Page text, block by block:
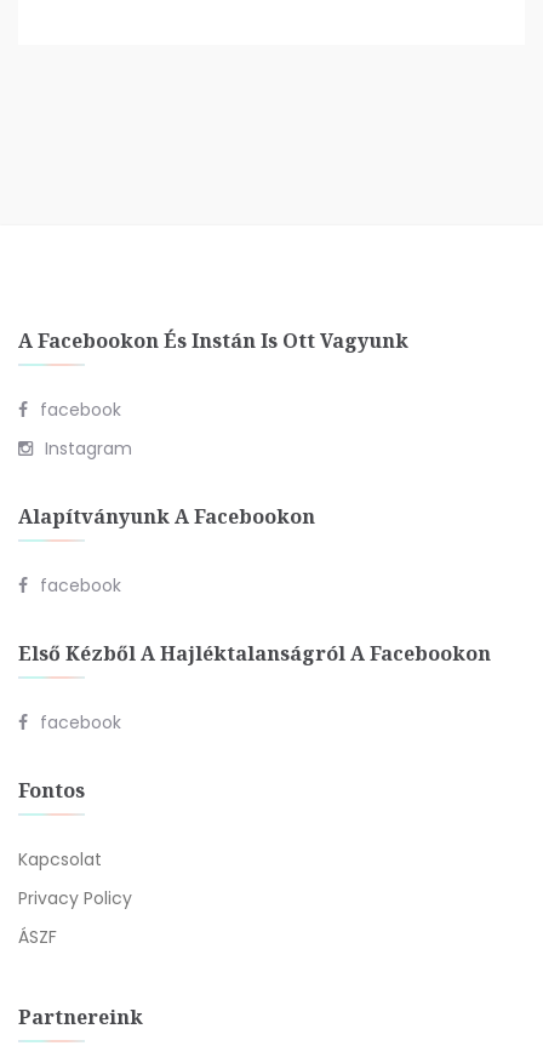
A Facebookon És Instán Is Ott Vagyunk
facebook
Instagram
Alapítványunk A Facebookon
facebook
Első Kézből A Hajléktalanságról A Facebookon
facebook
Fontos
Kapcsolat
Privacy Policy
ÁSZF
Partnereink